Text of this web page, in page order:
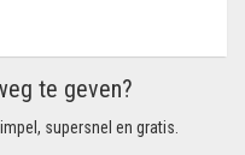
te geven?
supersnel en gratis.